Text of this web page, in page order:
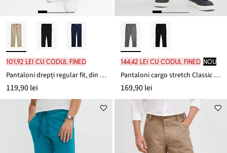
101,92 lei cu codul FINED
Pantaloni drepți regular fit, din bumbac pur
119,90 lei
144,42 lei cu codul FINED nou
Pantaloni cargo stretch Classic Fit, cu talie elastică, Straight
169,90 lei